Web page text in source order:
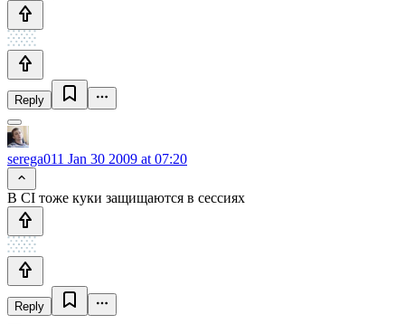
Reply
serega011 Jan 30 2009 at 07:20
В CI тоже куки защищаются в сессиях
Reply